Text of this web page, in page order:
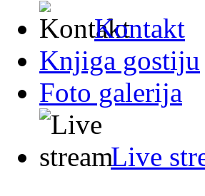
Kontakt
Knjiga gostiju
Foto galerija
Live